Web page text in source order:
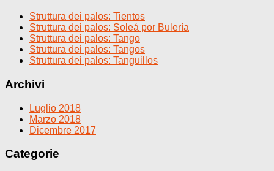
Struttura dei palos: Tientos
Struttura dei palos: Soleá por Bulería
Struttura dei palos: Tango
Struttura dei palos: Tangos
Struttura dei palos: Tanguillos
Archivi
Luglio 2018
Marzo 2018
Dicembre 2017
Categorie